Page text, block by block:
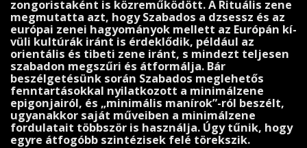
zongoristaként is közreműködött. A Rituális zene
megmutatta azt, hogy Szabados a dzsessz és az
európai zenei hagyományok mellett az Európán kí­
vüli kultúrák iránt is érdeklődik, például az
orientális és tibeti zene iránt, s mindezt teljesen
szabadon megszű­ri és átformálja. Bár
beszélgetésünk során Szabados meg­lehetős
fenntartásokkal nyilatkozott a minimálzene
epigonjairól, és „minimális manírok”-ról beszélt,
ugyanakkor sa­ját műveiben a minimálzene
fordulatait többször is használja. Úgy tűnik, hogy
egyre átfogóbb szintézi­sek felé törekszik.